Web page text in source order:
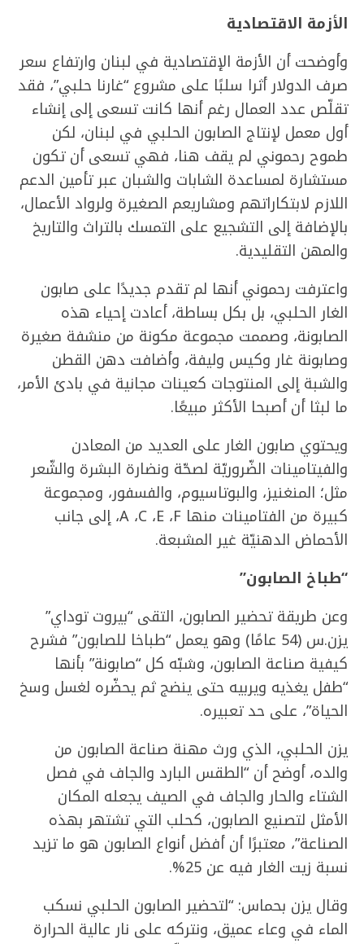
الأزمة الاقتصادية
وأوضحت أن الأزمة الإقتصادية في لبنان وارتفاع سعر
صرف الدولار أثرا سلبًا على مشروع “غارنا حلبي”، فقد
تقلّص عدد العمال رغم أنها كانت تسعى إلى إنشاء
أول معمل لإنتاج الصابون الحلبي في لبنان، لكن
طموح رحموني لم يقف هنا، فهي تسعى أن تكون
مستشارة لمساعدة الشابات والشبان عبر تأمين الدعم
اللازم لابتكاراتهم ومشاريعم الصغيرة ولرواد الأعمال،
بالإضافة إلى التشجيع على التمسك بالتراث والتاريخ
والمهن التقليدية.
واعترفت رحموني أنها لم تقدم جديدًا على صابون
الغار الحلبي، بل بكل بساطة، أعادت إحياء هذه
الصابونة، وصممت مجموعة مكونة من منشفة صغيرة
وصابونة غار وكيس وليفة، وأضافت دهن القطن
والشبة إلى المنتوجات كعينات مجانية في بادئ الأمر،
ما لبثا أن أصبحا الأكثر مبيعًا.
ويحتوي صابون الغار على العديد من المعادن
والفيتامينات الضّروريّة لصحّة ونضارة البشرة والشّعر
مثل؛ المنغنيز، والبوتاسيوم، والفسفور، ومجموعة
كبيرة من الفتامينات منها A ،C ،E ،F، إلى جانب
الأحماض الدهنيّة غير المشبعة.
“طباخ الصابون”
وعن طريقة تحضير الصابون، التقى “بيروت توداي”
يزن.س (54 عامًا) وهو يعمل “طباخا للصابون” فشرح
كيفية صناعة الصابون، وشبّه كل “صابونة” بأنها
“طفل يغذيه ويربيه حتى ينضج ثم يحضّره لغسل وسخ
الحياة”، على حد تعبيره.
يزن الحلبي، الذي ورث مهنة صناعة الصابون من
والده، أوضح أن “الطقس البارد والجاف في فصل
الشتاء والحار والجاف في الصيف يجعله المكان
الأمثل لتصنيع الصابون، كحلب التي تشتهر بهذه
الصناعة”، معتبرًا أن أفضل أنواع الصابون هو ما تزيد
نسبة زيت الغار فيه عن 25%.
وقال يزن بحماس: “لتحضير الصابون الحلبي نسكب
الماء في وعاء عميق، ونتركه على نار عالية الحرارة